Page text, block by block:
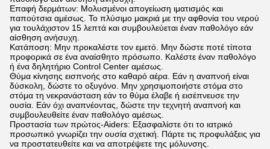
Επαφή δερμάτων: Μολυσμένοι απογείωση ιματισμός και
παπούτσια αμέσως. Το πλύσιμο μακριά με την αφθονία του νερού
για τουλάχιστον 15 λεπτά και συμβουλεύεται έναν παθολόγο εάν
αίσθηση ανήσυχη.
Κατάποση: Μην προκαλέστε τον εμετό. Μην δώστε ποτέ τίποτα
προφορικά σε ένα αναίσθητο πρόσωπο. Καλέστε έναν παθολόγο
ή ένα δηλητήριο Control Center αμέσως.
Θύμα κίνησης εισπνοής στο καθαρό αέρα. Εάν η αναπνοή είναι
δύσκολη, δώστε το οξυγόνο. Μην χρησιμοποιήστε στόμα στο
στόμα τη νεκρανάσταση εάν το θύμα έλαβε ή εισέπνευσε την
ουσία. Εάν όχι αναπνέοντας, δώστε την τεχνητή αναπνοή και
συμβουλευθείτε έναν παθολόγο αμέσως.
Προστασία των πρώτος-Aiders: Εξασφαλίστε ότι το ιατρικό
προσωπικό γνωρίζει την ουσία σχετική. Πάρτε τις προφυλάξεις για
να προστατευθείτε και να αποτρέψετε της μόλυνσης.